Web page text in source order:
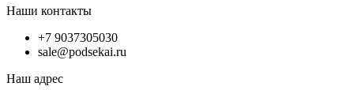
Наши контакты
+7 9037305030
sale@podsekai.ru
Наш адрес